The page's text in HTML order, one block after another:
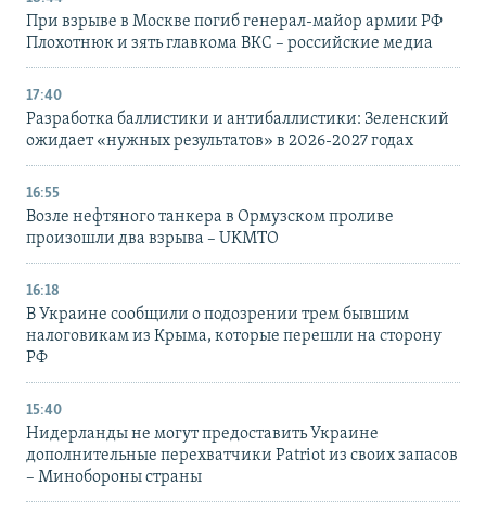
При взрыве в Москве погиб генерал-майор армии РФ
Плохотнюк и зять главкома ВКС – российские медиа
17:40
Разработка баллистики и антибаллистики: Зеленский
ожидает «нужных результатов» в 2026-2027 годах
16:55
Возле нефтяного танкера в Ормузском проливе
произошли два взрыва – UKMTO
16:18
В Украине сообщили о подозрении трем бывшим
налоговикам из Крыма, которые перешли на сторону
РФ
15:40
Нидерланды не могут предоставить Украине
дополнительные перехватчики Patriot из своих запасов
– Минобороны страны